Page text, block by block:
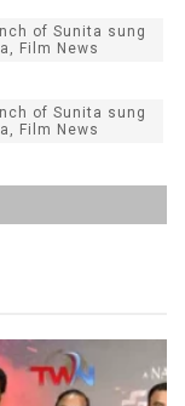
of Sunita sung
Film News
of Sunita sung
Film News